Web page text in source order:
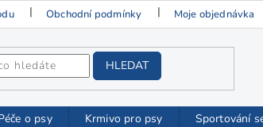
Obchodní podmínky Moje objednávka
HLEDAT
o psy Krmivo pro psy Sportování